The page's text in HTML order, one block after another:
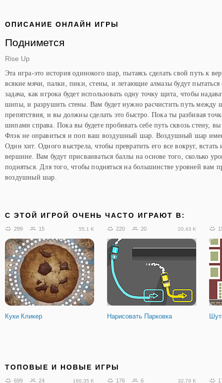
ОПИСАНИЕ ОНЛАЙН ИГРЫ
Поднимется
Rise Up
Эта игра-это история одинокого шар, пытаясь сделать свой путь к
всякие мячи, палки, пики, стены, и летающие алмазы будут пытаться
задача, как игрока будет использовать одну точку щита, чтобы
шипы, и разрушить стены. Вам будет нужно расчистить путь между
препятствия, и вы должны сделать это быстро. Пока ты разбивая
шипами справа. Пока вы будете пробивать себе путь сквозь стену,
Флэк не оправиться и поп ваш воздушный шар. Воздушный шар
Один хит. Одного выстрела, чтобы превратить его все вокруг, встать
вершине. Вам будут присваиваться баллы на основе того, сколько
подняться. Для того, чтобы подняться на большинстве уровней вам
воздушный шар.
C ЭТОЙ ИГРОЙ ОЧЕНЬ ЧАСТО ИГРАЮТ В:
299 15 55.1 K
Куки Кликер
220 20 20.43 K
Нарисовать Парковка
ТОПОВЫЕ И НОВЫЕ ИГРЫ
699 24 160.35 K 176 6 32.79 K